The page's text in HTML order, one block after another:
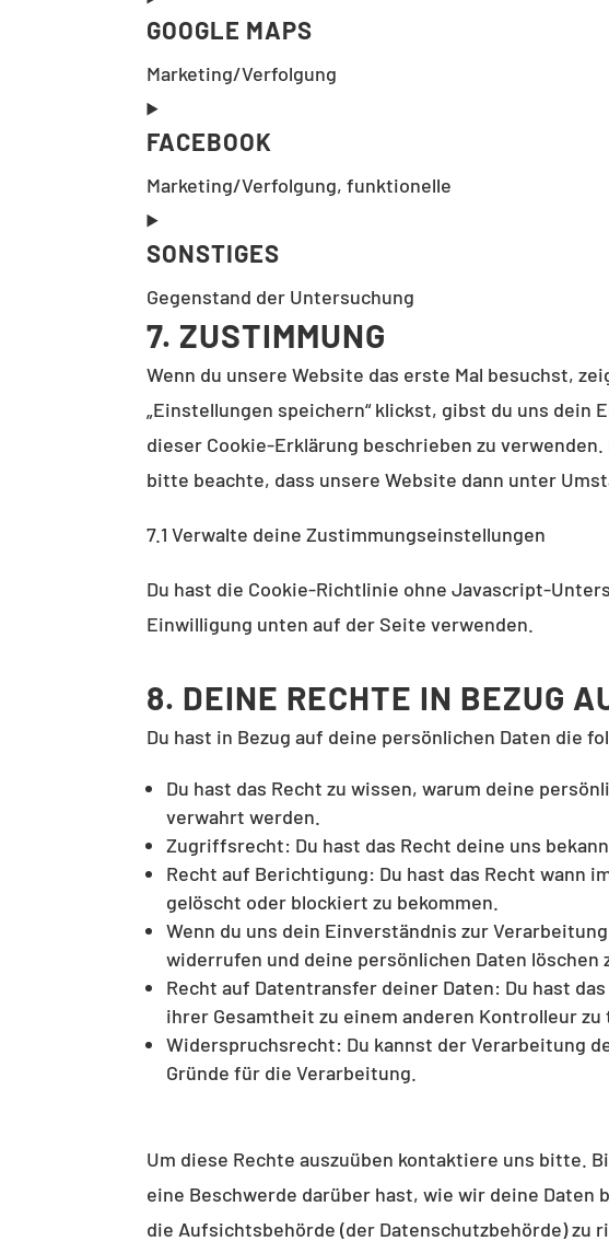
GOOGLE MAPS
Marketing/Verfolgung
FACEBOOK
Marketing/Verfolgung, funktionelle
SONSTIGES
Gegenstand der Untersuchung
7. ZUSTIMMUNG
Wenn du unsere Website das erste Mal besuchst,
„Einstellungen speichern“ klickst, gibst du uns dein
dieser Cookie-Erklärung beschrieben zu
bitte beachte, dass unsere Website dann unter
7.1 Verwalte deine Zustimmungseinstellungen
Du hast die Cookie-Richtlinie ohne Javascript-
Einwilligung unten auf der Seite verwenden.
8. DEINE RECHTE IN BEZUG
Du hast in Bezug auf deine persönlichen Daten die
Du hast das Recht zu wissen, warum deine
verwahrt werden.
Zugriffsrecht: Du hast das Recht deine uns
Recht auf Berichtigung: Du hast das Recht wann
gelöscht oder blockiert zu bekommen.
Wenn du uns dein Einverständnis zur
widerrufen und deine persönlichen Daten löschen
Recht auf Datentransfer deiner Daten: Du hast
ihrer Gesamtheit zu einem anderen Kontrolleur zu
Widerspruchsrecht: Du kannst der Verarbeitung
Gründe für die Verarbeitung.
Um diese Rechte auszuüben kontaktiere uns bitte.
eine Beschwerde darüber hast, wie wir deine Daten
die Aufsichtsbehörde (der Datenschutzbehörde) zu